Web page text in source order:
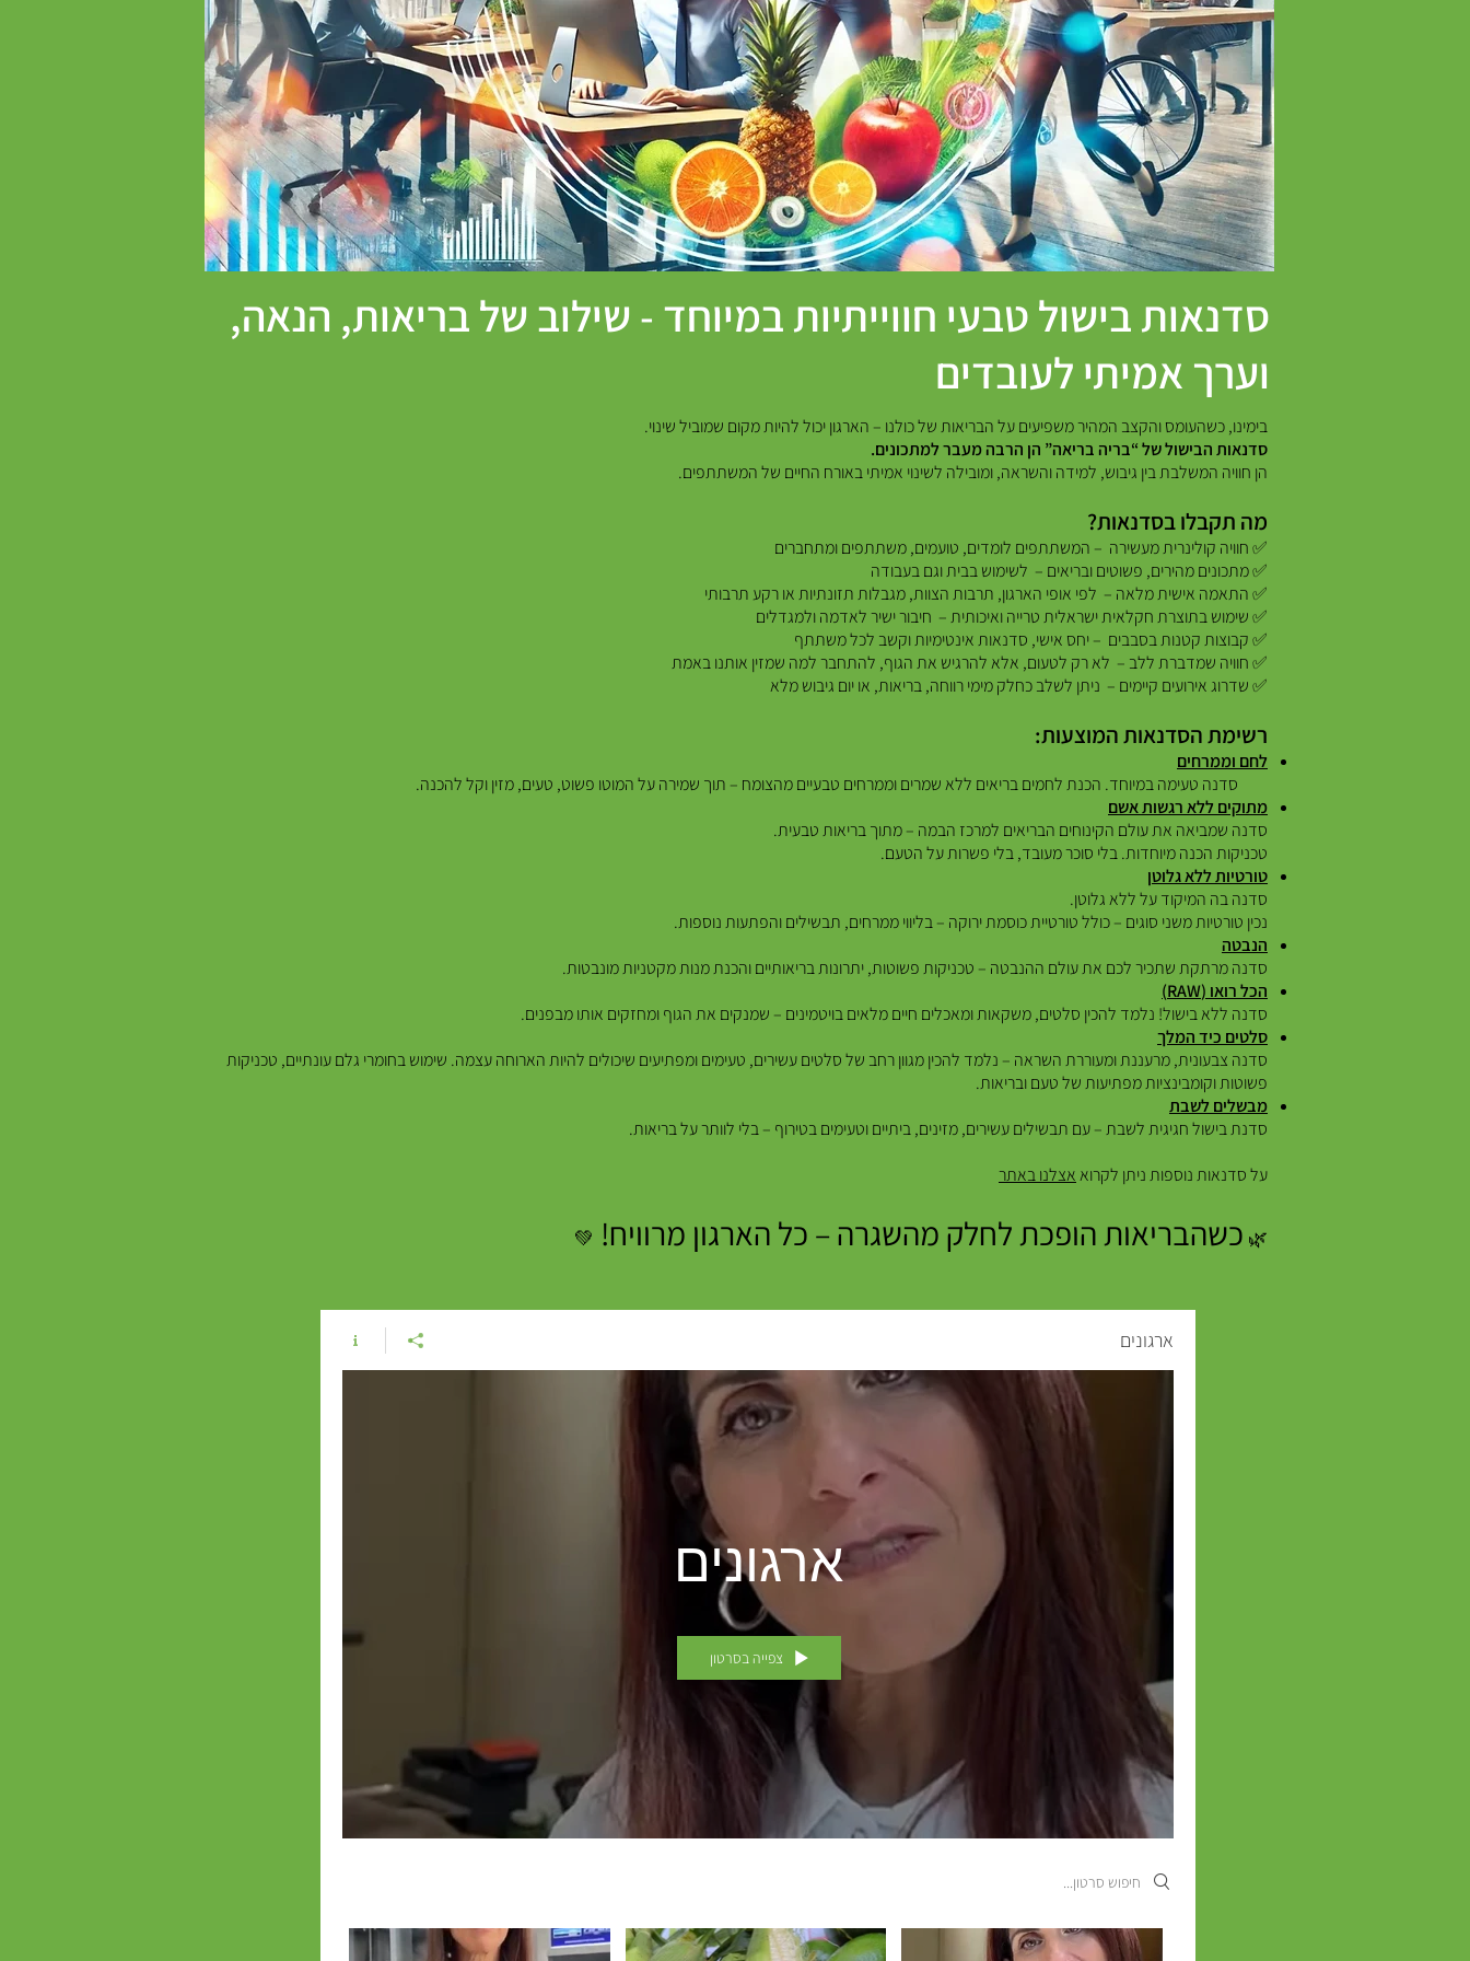
סדנאות בישול טבעי חווייתיות במיוחד - שילוב של בריאות, הנאה,
וערך אמיתי לעובדים
בימינו, כשהעומס והקצב המהיר משפיעים על הבריאות של כולנו – הארגון יכול להיות מקום שמוביל שינוי.
סדנאות הבישול של “בריה בריאה” הן הרבה מעבר למתכונים.
הן חוויה המשלבת בין גיבוש, למידה והשראה, ומובילה לשינוי אמיתי באורח החיים של המשתתפים.
מה תקבלו בסדנאות?
✅ חוויה קולינרית מעשירה – המשתתפים לומדים, טועמים, משתתפים ומתחברים
✅ מתכונים מהירים, פשוטים ובריאים – לשימוש בבית וגם בעבודה
✅ התאמה אישית מלאה – לפי אופי הארגון, תרבות הצוות, מגבלות תזונתיות או רקע תרבותי
✅ שימוש בתוצרת חקלאית ישראלית טרייה ואיכותית – חיבור ישיר לאדמה ולמגדלים
✅ קבוצות קטנות בסבבים – יחס אישי, סדנאות אינטימיות וקשב לכל משתתף
✅ חוויה שמדברת ללב – לא רק לטעום, אלא להרגיש את הגוף, להתחבר למה שמזין אותנו באמת
✅ שדרוג אירועים קיימים – ניתן לשלב כחלק מימי רווחה, בריאות, או יום גיבוש מלא
רשימת הסדנאות המוצעות:
לחם וממרחים
סדנה טעימה במיוחד. הכנת לחמים בריאים ללא שמרים וממרחים טבעיים מהצומח – תוך שמירה על המוטו פשוט, טעים, מזין וקל להכנה.
מתוקים ללא רגשות אשם
סדנה שמביאה את עולם הקינוחים הבריאים למרכז הבמה – מתוך בריאות טבעית.
טכניקות הכנה מיוחדות. בלי סוכר מעובד, בלי פשרות על הטעם.
טורטיות ללא גלוטן
סדנה בה המיקוד על ללא גלוטן.
נכין טורטיות משני סוגים – כולל טורטיית כוסמת ירוקה – בליווי ממרחים, תבשילים והפתעות נוספות.
הנבטה
סדנה מרתקת שתכיר לכם את עולם ההנבטה – טכניקות פשוטות, יתרונות בריאותיים והכנת מנות מקטניות מונבטות.
הכל רואו (RAW)
סדנה ללא בישול! נלמד להכין סלטים, משקאות ומאכלים חיים מלאים בויטמינים – שמנקים את הגוף ומחזקים אותו מבפנים.
סלטים כיד המלך
סדנה צבעונית, מרעננת ומעוררת השראה – נלמד להכין מגוון רחב של סלטים עשירים, טעימים ומפתיעים שיכולים להיות הארוחה עצמה. שימוש בחומרי גלם עונתיים, טכניקות
פשוטות וקומבינציות מפתיעות של טעם ובריאות.
מבשלים לשבת
סדנת בישול חגיגית לשבת – עם תבשילים עשירים, מזינים, ביתיים וטעימים בטירוף – בלי לוותר על בריאות.
על סדנאות נוספות ניתן לקרואאצלנו באתר
🌿 כשהבריאות הופכת לחלק מהשגרה – כל הארגון מרוויח! 💚
ארגונים
ארגונים
צפייה בסרטון
Search videos